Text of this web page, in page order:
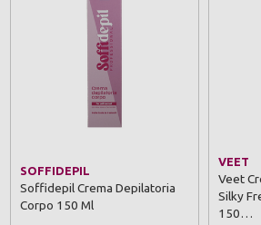
SOFFIDEPIL
Soffidepil Crema Depilatoria
Corpo 150 Ml
VEET
Veet
Silky
150…